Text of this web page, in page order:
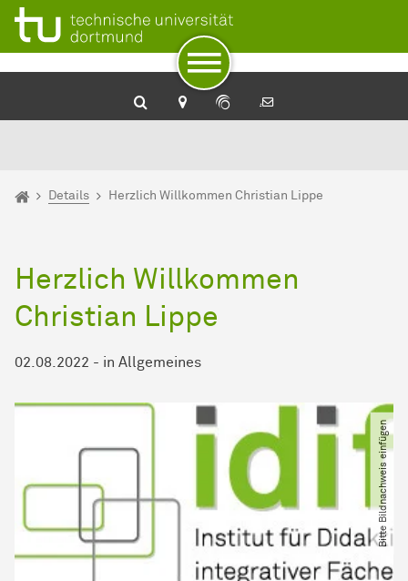
Zum Navigationspfad
Zur Navigation
Zum Schnellzugriff
Zum Fuß der Seite mit weiteren Services
Zum Inhalt
Zur Startseite
Sie sind hier:
Startseite
Details Herzlich Willkommen Christian Lippe
Herzlich Willkommen
Christian Lippe
02.08.2022 - in Allgemeines
Bitte Bildnachweis einfügen